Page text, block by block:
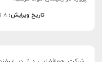
تاریخ ویرایش: ۸ تیر ماه ۱۳۹۶